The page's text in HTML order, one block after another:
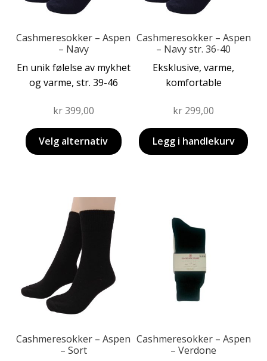
Cashmeresokker – Aspen
– Navy
En unik følelse av mykhet
og varme, str. 39-46
kr399,00
Velg alternativ
velges
produktsiden Cashmeresokker – Aspen
– Navy str. 36-40
Eksklusive, varme,
komfortable
kr 299,00
Legg i handlekurv
Cashmeresokker – Aspen
– Sort
Dette
produktet
flere
varianter.
Alternativene
velges
produktsiden Cashmeresokker – Aspen
– Verdone
har
flere
varianter.
Alternativene
kan
produktsiden